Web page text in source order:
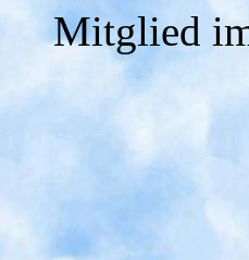
Mitglied